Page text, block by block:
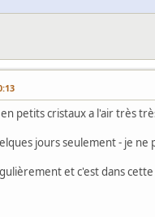
petits cristaux a l'air très
jours seulement - je
et c'est dans